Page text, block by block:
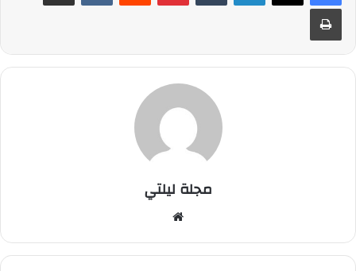
طباعة
مجلة ليلتي